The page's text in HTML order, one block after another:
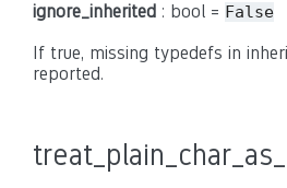
ignore_inherited : bool = False
If true, missing typedefs in
reported.